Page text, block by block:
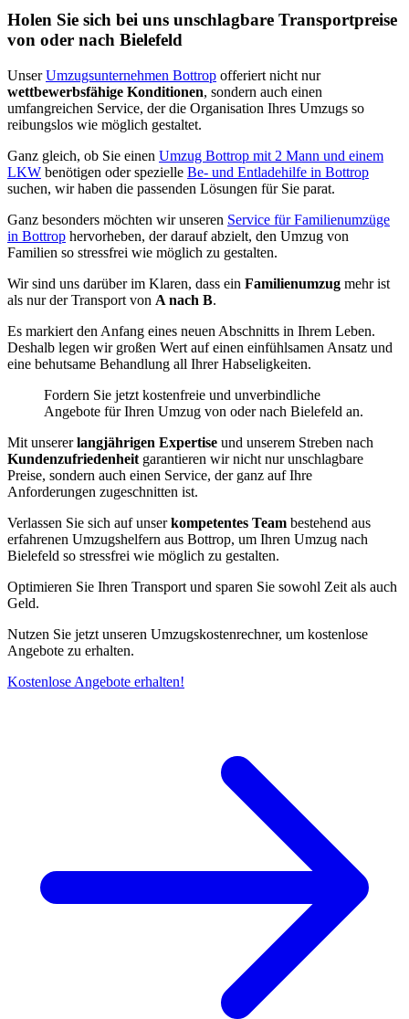
Holen Sie sich bei uns unschlagbare Transportpreise
von oder nach Bielefeld
UnserUmzugsunternehmen Bottrop offeriert nicht nur
wettbewerbsfähige Konditionen, sondern auch einen
umfangreichen Service, der die Organisation Ihres Umzugs so
reibungslos wie möglich gestaltet.
Ganz gleich, ob Sie einen Umzug Bottrop mit 2 Mann und einem
LKW benötigen oder spezielle Be- und Entladehilfe in Bottrop
suchen, wir haben die passenden Lösungen für Sie parat.
Ganz besonders möchten wir unseren Service für Familienumzüge
in Bottrop hervorheben, der darauf abzielt, den Umzug von
Familien so stressfrei wie möglich zu gestalten.
Wir sind uns darüber im Klaren, dass ein Familienumzug mehr ist
als nur der Transport von A nach B.
Es markiert den Anfang eines neuen Abschnitts in Ihrem Leben.
Deshalb legen wir großen Wert auf einen einfühlsamen Ansatz und
eine behutsame Behandlung all Ihrer Habseligkeiten.
Fordern Sie jetzt kostenfreie und unverbindliche
Angebote für Ihren Umzug von oder nach Bielefeld an.
Mit unsererlangjährigen Expertise und unserem Streben nach
Kundenzufriedenheit garantieren wir nicht nur unschlagbare
Preise, sondern auch einen Service, der ganz auf Ihre
Anforderungen zugeschnitten ist.
Verlassen Sie sich auf unserkompetentes Team bestehend aus
erfahrenen Umzugshelfern aus Bottrop, um Ihren Umzug nach
Bielefeld so stressfrei wie möglich zu gestalten.
Optimieren Sie Ihren Transport und sparen Sie sowohl Zeit als auch
Geld.
Nutzen Sie jetzt unseren Umzugskostenrechner, um kostenlose
Angebote zu erhalten.
Kostenlose Angebote erhalten!